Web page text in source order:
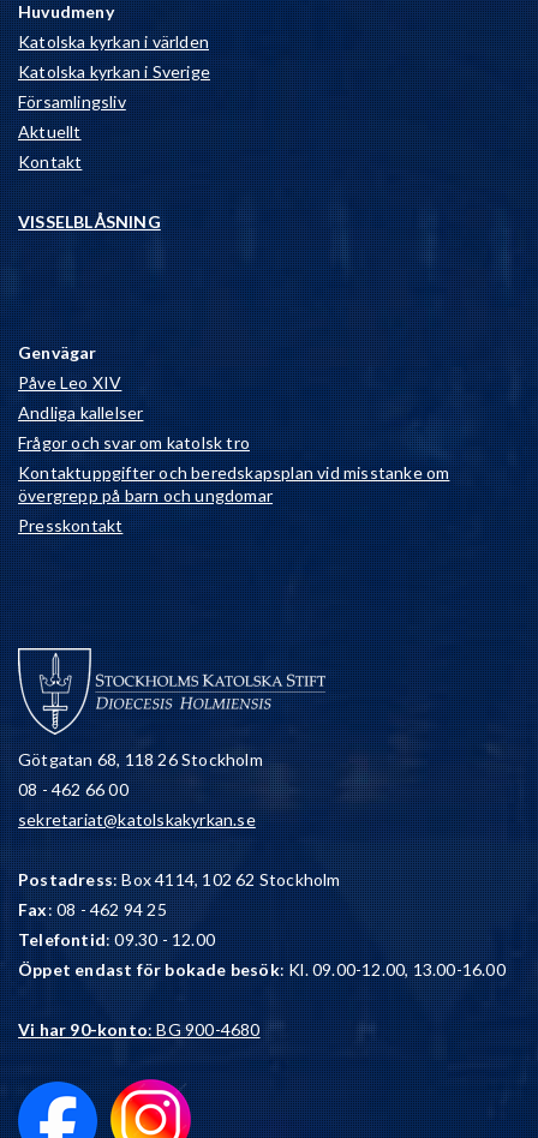
Huvudmeny
Katolska kyrkan i världen
Katolska kyrkan i Sverige
Församlingsliv
Aktuellt
Kontakt
VISSELBLÅSNING
Genvägar
Påve Leo XIV
Andliga kallelser
Frågor och svar om katolsk tro
Kontaktuppgifter och beredskapsplan vid misstanke om
övergrepp på barn och ungdomar
Presskontakt
Götgatan 68, 118 26 Stockholm
08 - 462 66 00
sekretariat@katolskakyrkan.se
Postadress: Box 4114, 102 62 Stockholm
Fax: 08 - 462 94 25
Telefontid: 09.30 - 12.00
Öppet endast för bokade besök: Kl. 09.00-12.00, 13.00-16.00
Vi har 90-konto: BG 900-4680